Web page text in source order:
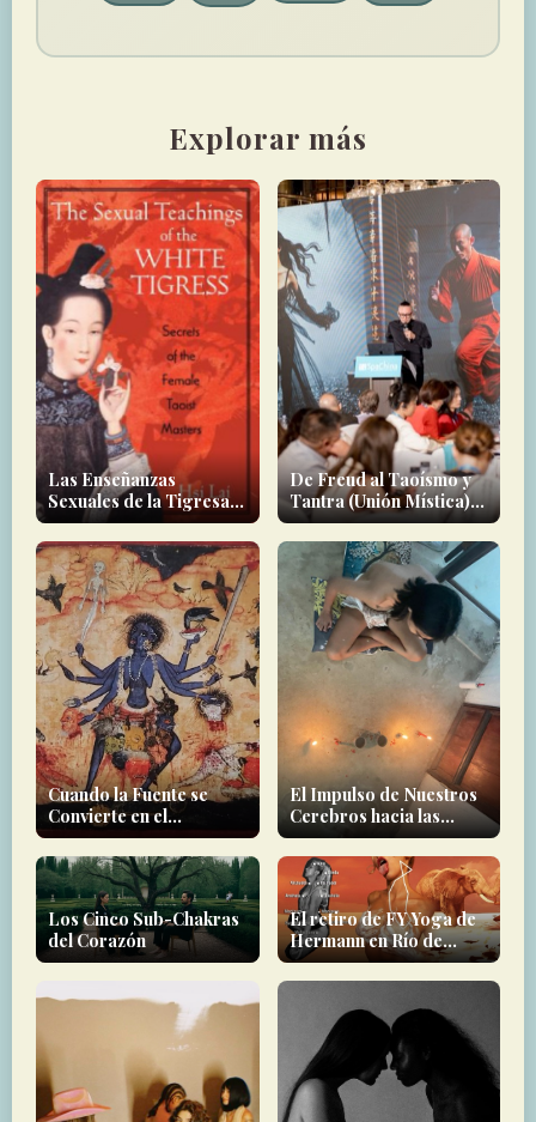
Explorar más
Las Enseñanzas
Sexuales de la Tigresa
Blanca
De Freud al Taoísmo y
Tantra (Unión Mística):
Terapia Sexual en
Bienestar de Lujo
Cuando la Fuente se
Convierte en el
Destructor
El Impulso de Nuestros
Cerebros hacia las
Experiencias Místicas
Los Cinco Sub-Chakras
del Corazón
El retiro de FY Yoga de
Hermann en Río de
Janeiro